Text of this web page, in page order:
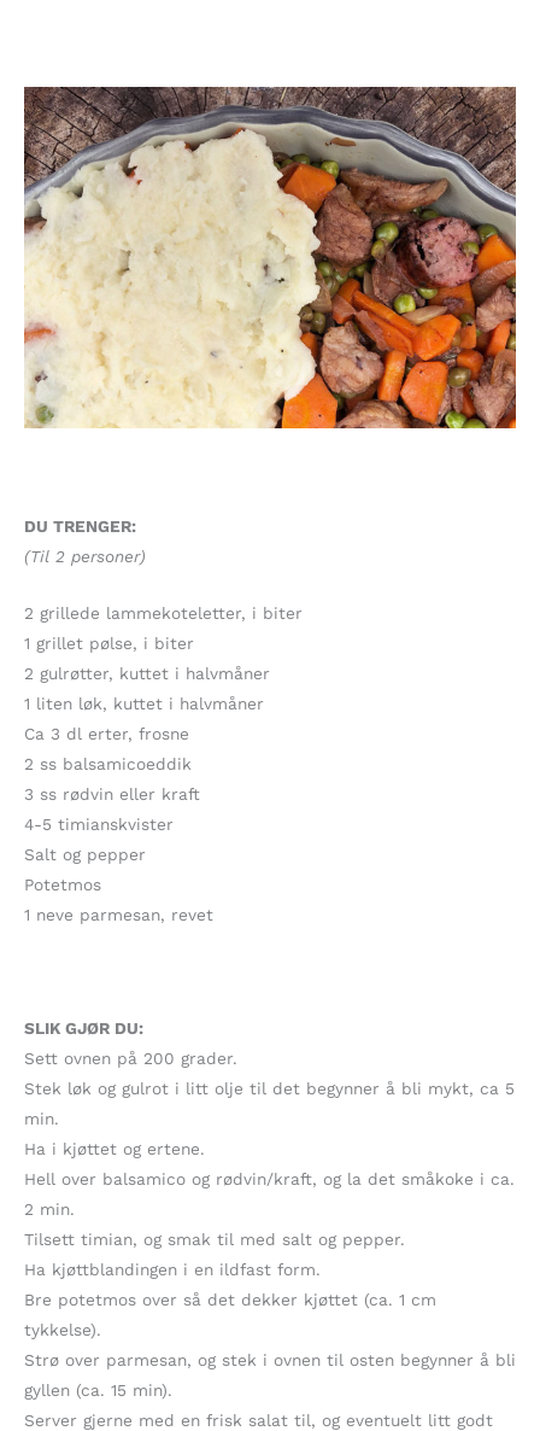
DU TRENGER:
(Til 2 personer)
2 grillede lammekoteletter, i biter
1 grillet pølse, i biter
2 gulrøtter, kuttet i halvmåner
1 liten løk, kuttet i halvmåner
Ca 3 dl erter, frosne
2 ss balsamicoeddik
3 ss rødvin eller kraft
4-5 timianskvister
Salt og pepper
Potetmos
1 neve parmesan, revet
SLIK GJØR DU:
Sett ovnen på 200 grader.
Stek løk og gulrot i litt olje til det begynner å bli mykt, ca 5
min.
Ha i kjøttet og ertene.
Hell over balsamico og rødvin/kraft, og la det småkoke i ca.
2 min.
Tilsett timian, og smak til med salt og pepper.
Ha kjøttblandingen i en ildfast form.
Bre potetmos over så det dekker kjøttet (ca. 1 cm
tykkelse).
Strø over parmesan, og stek i ovnen til osten begynner å bli
gyllen (ca. 15 min).
Server gjerne med en frisk salat til, og eventuelt litt godt